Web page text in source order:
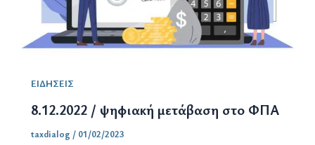
ΕΙΔΗΣΕΙΣ
8.12.2022 / ψηφιακή μετάβαση στο ΦΠΑ
taxdialog / 01/02/2023